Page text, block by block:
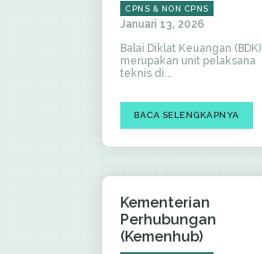
CPNS & NON CPNS
Januari 13, 2026
Balai Diklat Keuangan (BDK)
merupakan unit pelaksana
teknis di...
BACA SELENGKAPNYA
Kementerian
Perhubungan
(Kemenhub)